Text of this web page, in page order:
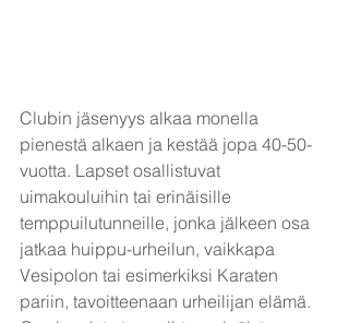
Clubin jäsenyys alkaa monella
pienestä alkaen ja kestää jopa 40-50-
vuotta. Lapset osallistuvat
uimakouluihin tai erinäisille
temppuilutunneille, jonka jälkeen osa
jatkaa huippu-urheilun, vaikkapa
Vesipolon tai esimerkiksi Karaten
pariin, tavoitteenaan urheilijan elämä.